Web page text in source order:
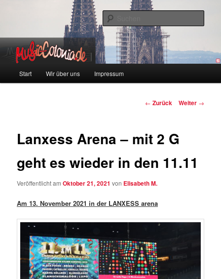
music-colonia
Start Wir über uns Impressum
Beitragsnavigation
← Zurück Weiter →
Lanxess Arena – mit 2 G
geht es wieder in den 11.11
Veröffentlicht amOktober 21, 2021 von Elisabeth M.
Am 13. November 2021 in der LANXESS arena